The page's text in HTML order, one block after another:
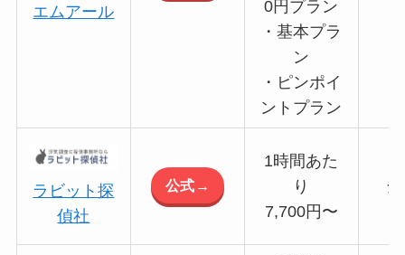
エムアール
0円プラン
・基本プラ
ン
・ピンポイ
ントプラン
ラビット探
偵社
公式→
1時間あた
り
7,700円〜